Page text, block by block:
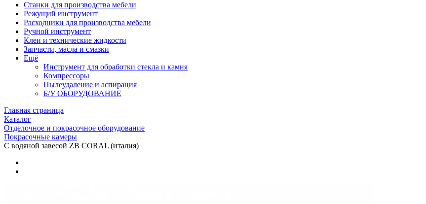
Станки для производства мебели
Режущий инструмент
Расходники для производства мебели
Ручной инструмент
Клеи и технические жидкости
Запчасти, масла и смазки
Ещё
Инструмент для обработки стекла и камня
Компрессоры
Пылеудаление и аспирация
Б/У ОБОРУДОВАНИЕ
Главная страница
Каталог
Отделочное и покрасочное оборудование
Покрасочные камеры
С водяной завесой ZВ CORAL (италия)